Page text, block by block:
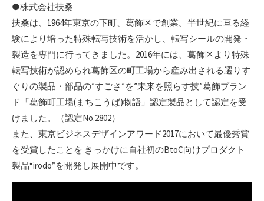
●株式会社扶桑
扶桑は、1964年東京の下町、葛飾区で創業。半世紀に亘る経
験により培った特殊転写技術を活かし、転写シールの開発・
製造を専門に行ってきました。2016年には、葛飾区より特殊
転写技術が認められ葛飾区の町工場から産み出される選りす
ぐりの製品・部品の”すごさ”を”未来を照らす技”葛飾ブラン
ド「葛飾町工場(まちこうば)物語」認定製品として認定を受
けました。（認定No.2802）
また、東京ビジネスデザインアワード2017において最優秀賞
を受賞したことを きっかけに自社初のBtoC向けプロダクト
製品“irodo”を開発し展開中です。